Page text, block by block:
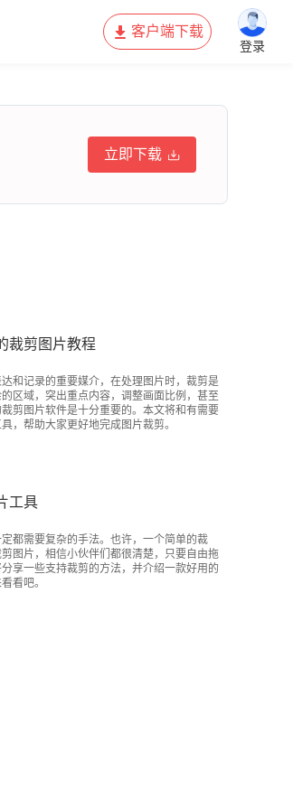
客户端下载
登录
立即下载
裁剪图片教程
和记录的重要媒介，在处理图片时，裁剪是
区域，突出重点内容，调整画面比例，甚至
剪图片软件是十分重要的。本文将和有需要
，帮助大家更好地完成图片裁剪。
工具
都需要复杂的手法。也许，一个简单的裁
图片，相信小伙伴们都很清楚，只要自由拖
享一些支持裁剪的方法，并介绍一款好用的
看吧。